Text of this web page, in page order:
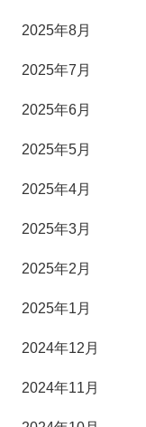
2025年8月
2025年7月
2025年6月
2025年5月
2025年4月
2025年3月
2025年2月
2025年1月
2024年12月
2024年11月